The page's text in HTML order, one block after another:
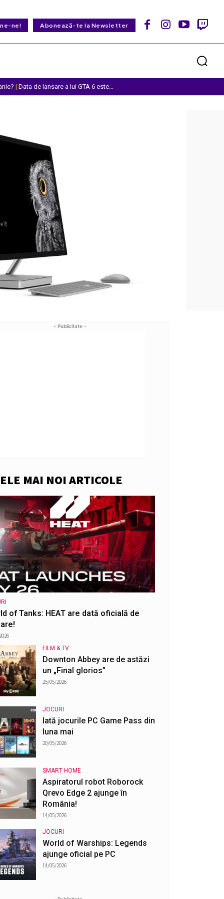
ne! Abonează-te la Newsletter
| Data de lansare a lui GTA 6 este…
- Publicitate -
MAI NOI ARTICOLE
of Tanks: HEAT are dată oficială de
FILM & TV
Downton Abbey are de astăzi
un „Final glorios”
25/05/2026
JOCURI
Iată jocurile PC Game Pass din
luna mai
20/05/2026
SMART HOME
Aspiratorul robot Roborock
Qrevo Edge 2 ajunge în
România!
14/05/2026
JOCURI
World of Warships: Legends
ajunge oficial pe PC
14/05/2026